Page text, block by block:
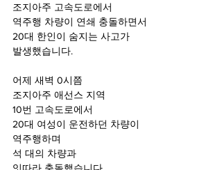
조지아주 고속도로에서
역주행 차량이 연쇄 충돌하면서
20대 한인이 숨지는 사고가
발생했습니다.
어제 새벽 0시쯤
조지아주 애선스 지역
10번 고속도로에서
20대 여성이 운전하던 차량이
역주행하며
석 대의 차량과
잇따라 충돌했습니다.